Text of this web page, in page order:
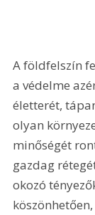
A földfelszín
a védelme
életterét,
olyan
minőségét
gazdag
okozó